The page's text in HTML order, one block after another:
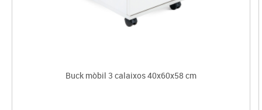
Buck mòbil 3 calaixos 40x60x58 cm